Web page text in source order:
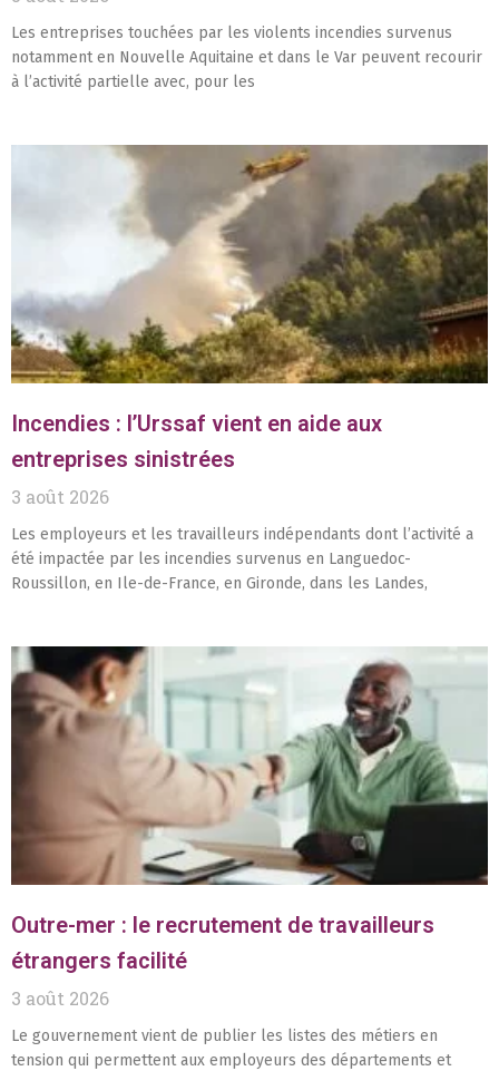
Les entreprises touchées par les violents incendies survenus
notamment en Nouvelle Aquitaine et dans le Var peuvent recourir
à l’activité partielle avec, pour les
Incendies : l’Urssaf vient en aide aux
entreprises sinistrées
3 août 2026
Les employeurs et les travailleurs indépendants dont l’activité a
été impactée par les incendies survenus en Languedoc-
Roussillon, en Ile-de-France, en Gironde, dans les Landes,
Outre-mer : le recrutement de travailleurs
étrangers facilité
3 août 2026
Le gouvernement vient de publier les listes des métiers en
tension qui permettent aux employeurs des départements et